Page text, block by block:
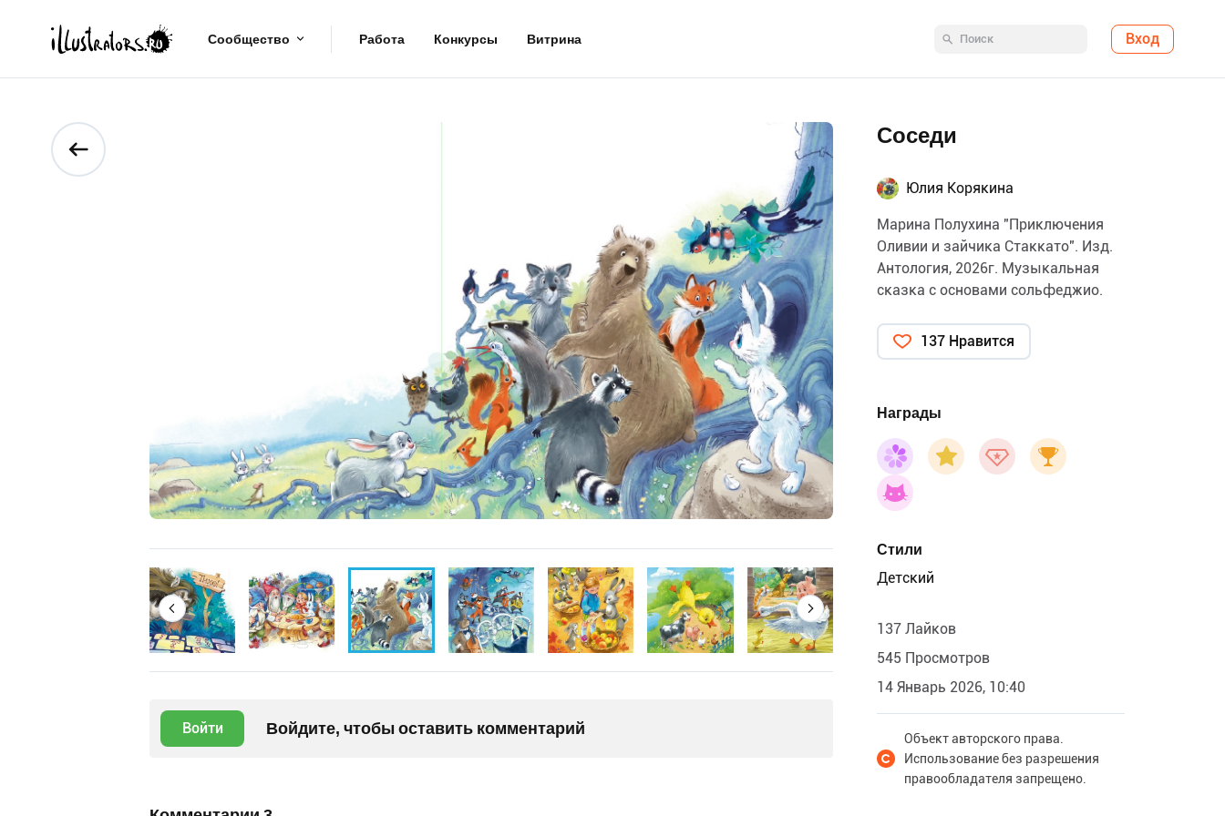
Сообщество Работа Конкурсы Витрина Вход
Войти Войдите, чтобы оставить комментарий
Соседи
Юлия Корякина
Марина Полухина "Приключения
Оливии и зайчика Стаккато". Изд.
Антология, 2026г. Музыкальная
сказка с основами сольфеджио.
137 Нравится
Награды
Стили
Детский
137 Лайков
545 Просмотров
14 Январь 2026, 10:40
Объект авторского права.
Использование без разрешения
правообладателя запрещено.